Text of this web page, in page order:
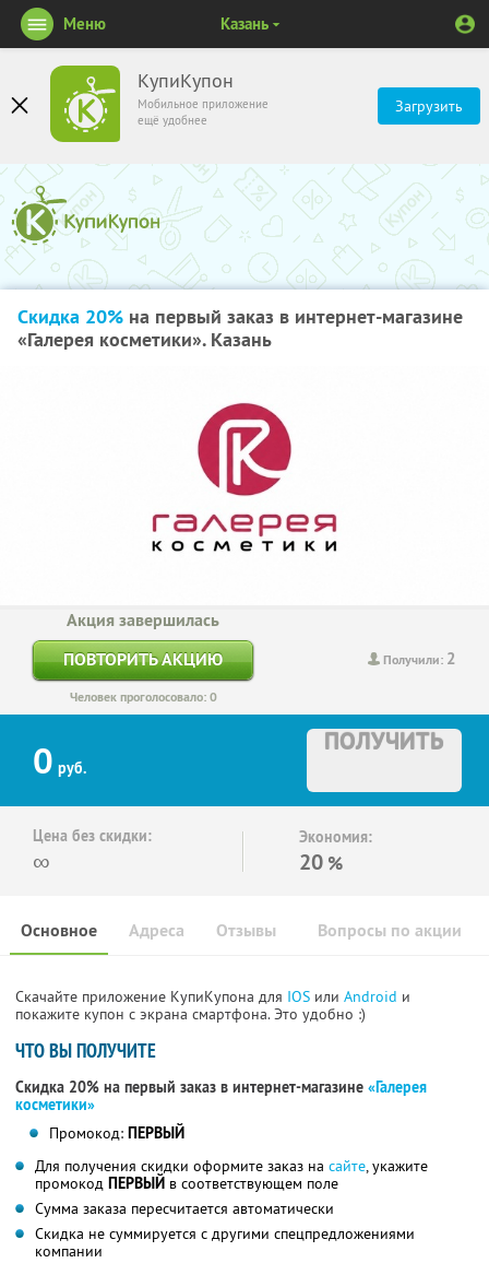
КупиКупон
Мобильное приложение
ещё удобнее
Загрузить
Меню Казань
Скидка 20% на первый заказ в интернет-магазине
«Галерея косметики». Казань
Получили: 2
Акция завершилась
ПОВТОРИТЬ АКЦИЮ
Человек проголосовало: 0
0 руб.
ПОЛУЧИТЬ
Цена без скидки:
∞
Экономия:
20 %
Основное Отзывы Вопросы по акции
Адреса
Скачайте приложение КупиКупона для IOS или Android и
покажите купон с экрана смартфона. Это удобно :)
ЧТО ВЫ ПОЛУЧИТЕ
Скидка 20% на первый заказ в интернет-магазине «Галерея
косметики»
Промокод: ПЕРВЫЙ
Для получения скидки оформите заказ на сайте, укажите
промокод ПЕРВЫЙ в соответствующем поле
Сумма заказа пересчитается автоматически
Скидка не суммируется с другими спецпредложениями
компании